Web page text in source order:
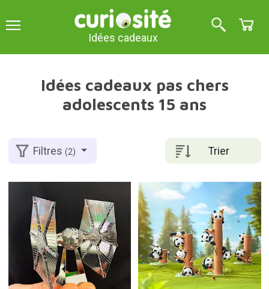
Idées cadeaux
Idées cadeaux pas chers
adolescents 15 ans
Trier
Filtres(2)